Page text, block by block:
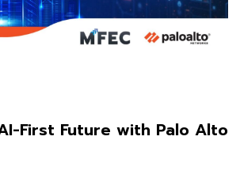
First Future with Palo Alto